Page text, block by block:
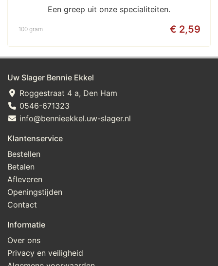
Een greep uit onze specialiteiten.
€ 2,59
100 gram
Uw Slager Bennie Ekkel
Roggestraat 4 a, Den Ham
0546-671323
info@bennieekkel.uw-slager.nl
Klantenservice
Bestellen
Betalen
Afleveren
Openingstijden
Contact
Informatie
Over ons
Privacy en veiligheid